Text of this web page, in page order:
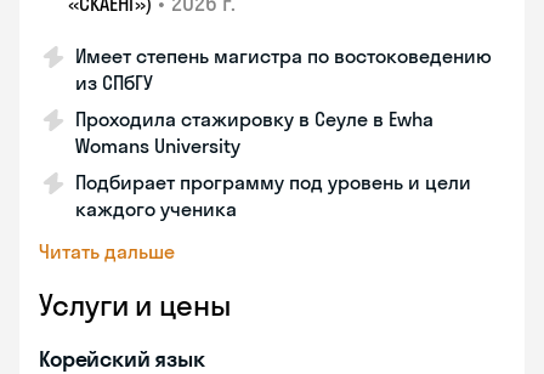
Имеет степень магистра по востоковедению
из СПбГУ
Проходила стажировку в Сеуле в Ewha
Womans University
Подбирает программу под уровень и цели
каждого ученика
Читать дальше
Услуги и цены
Корейский язык